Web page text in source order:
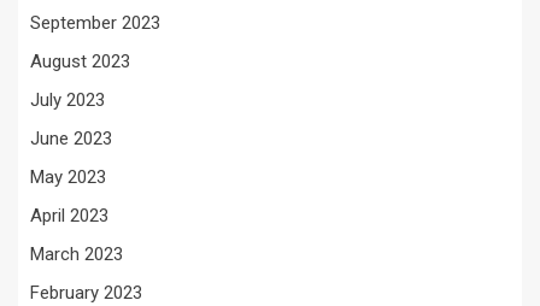
September 2023
August 2023
July 2023
June 2023
May 2023
April 2023
March 2023
February 2023